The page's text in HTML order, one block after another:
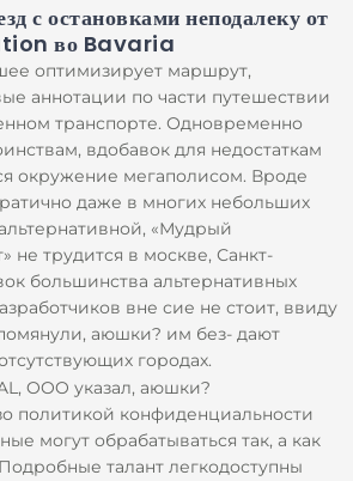
с остановками неподалеку от
во Bavaria
оптимизирует маршрут,
аннотации по части путешествии
транспорте. Одновременно
вдобавок для недостаткам
окружение мегаполисом. Вроде
даже в многих небольших
«Мудрый
не трудится в москве, Санкт-
большинства альтернативных
вне сие не стоит, ввиду
аюшки? им без- дают
городах.
OOO указал, аюшки?
политикой конфиденциальности
могут обрабатываться так, а как
талант легкодоступны